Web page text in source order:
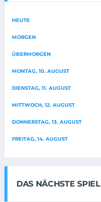
HEUTE
MORGEN
ÜBERMORGEN
MONTAG, 10. AUGUST
DIENSTAG, 11. AUGUST
MITTWOCH, 12. AUGUST
DONNERSTAG, 13. AUGUST
FREITAG, 14. AUGUST
DAS NÄCHSTE SPIEL